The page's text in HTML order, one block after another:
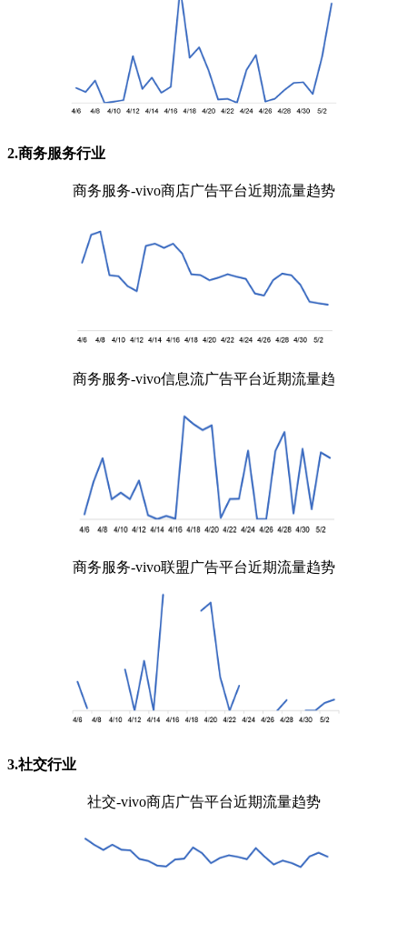
2.商务服务行业
商务服务-vivo商店广告平台近期流量趋势
商务服务-vivo信息流广告平台近期流量趋
商务服务-vivo联盟广告平台近期流量趋势
3.社交行业
社交-vivo商店广告平台近期流量趋势